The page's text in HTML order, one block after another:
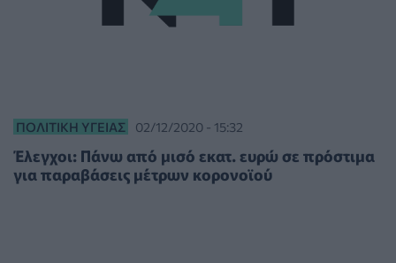
ΠΟΛΙΤΙΚΉ ΥΓΕΊΑΣ 02/12/2020 - 15:32
Έλεγχοι: Πάνω από μισό εκατ. ευρώ σε πρόστιμα
για παραβάσεις μέτρων κορονοϊού